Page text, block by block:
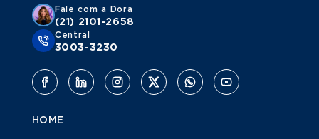
Fale com a Dora
(21) 2101-2658
Central
3003-3230
HOME